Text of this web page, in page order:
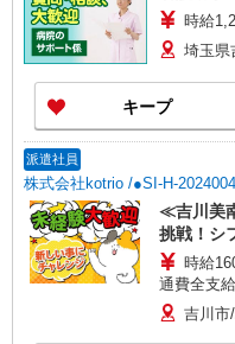
時給
埼玉県
キープ
派遣社員
株式会社kotrio /●SI-H-2024004
≪吉川美
挑戦！シ
時給
通費全支
吉川市